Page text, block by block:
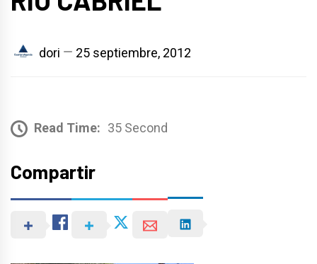
dori 25 septiembre, 2012
Read Time: 35 Second
Compartir